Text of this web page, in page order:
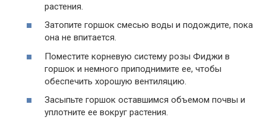
растения.
Затопите горшок смесью воды и подождите, пока
она не впитается.
Поместите корневую систему розы Фиджи в
горшок и немного приподнимите ее, чтобы
обеспечить хорошую вентиляцию.
Засыпьте горшок оставшимся объемом почвы и
уплотните ее вокруг растения.